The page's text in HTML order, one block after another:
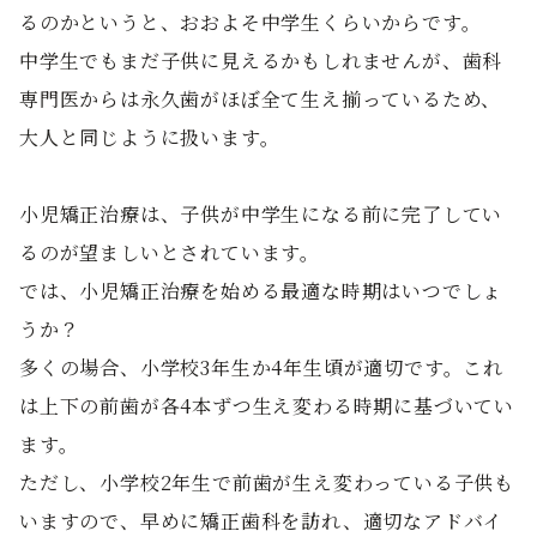
るのかというと、おおよそ中学生くらいからです。
中学生でもまだ子供に見えるかもしれませんが、歯科
専門医からは永久歯がほぼ全て生え揃っているため、
大人と同じように扱います。
小児矯正治療は、子供が中学生になる前に完了してい
るのが望ましいとされています。
では、小児矯正治療を始める最適な時期はいつでしょ
うか？
多くの場合、小学校3年生か4年生頃が適切です。これ
は上下の前歯が各4本ずつ生え変わる時期に基づいてい
ます。
ただし、小学校2年生で前歯が生え変わっている子供も
いますので、早めに矯正歯科を訪れ、適切なアドバイ